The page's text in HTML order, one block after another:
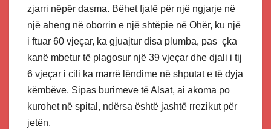
zjarri nëpër dasma. Bëhet fjalë për një ngjarje në
një aheng në oborrin e një shtëpie në Ohër, ku një
i ftuar 60 vjeçar, ka gjuajtur disa plumba, pas çka
kanë mbetur të plagosur një 39 vjeçar dhe djali i tij
6 vjeçar i cili ka marrë lëndime në shputat e të dyja
këmbëve. Sipas burimeve të Alsat, ai akoma po
kurohet në spital, ndërsa është jashtë rrezikut për
jetën.